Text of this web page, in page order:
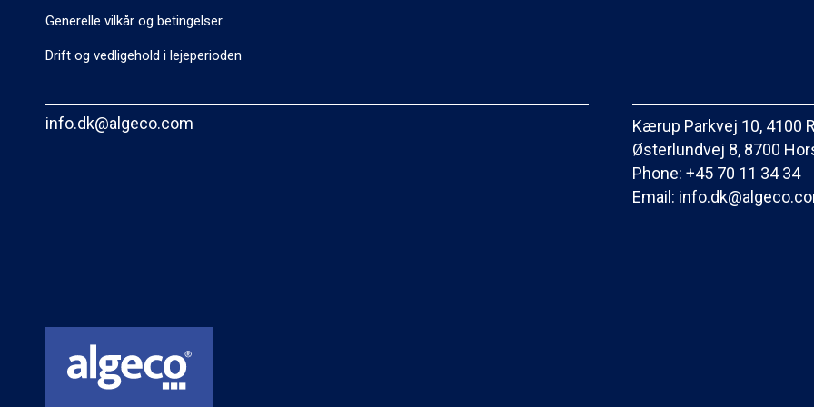
Generelle vilkår og betingelser
Drift og vedligehold i lejeperioden
info.dk@algeco.com
Kærup Parkvej 10, 4100
Østerlundvej 8, 8700
Phone: +45 70 11 34 34
Email: